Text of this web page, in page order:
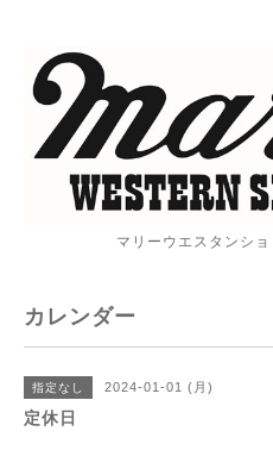
マリーウエスタンシ
カレンダー
指定なし 2024-01-01 (月)
定休日